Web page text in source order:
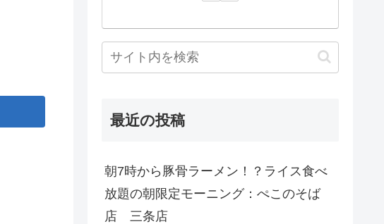
最近の投稿
朝7時から豚骨ラーメン！？ライス食べ
放題の朝限定モーニング：ぺこのそば
店 三条店